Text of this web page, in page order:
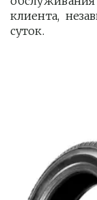
клиента,
суток.